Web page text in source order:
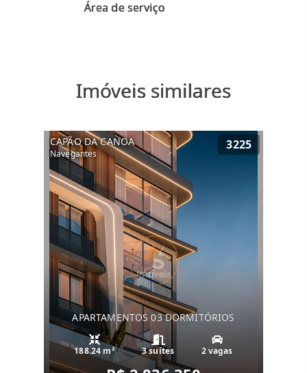
Imóveis similares
CAPÃO DA CANOA
Navegantes
3225
APARTAMENTOS 03 DORMITÓRIOS
188.24 m² 3 suítes 2 vagas